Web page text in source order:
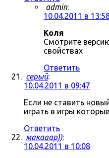
admin:
10.04.2011 в
Коля
Смотрите
свойствах
Ответить
серый:
10.04.2011 в 09:47
Если не ставить
играть в игры
Ответить
макааар)):
10.04.2011 в 10:08